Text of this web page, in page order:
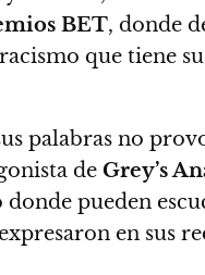
BET, donde
que tiene
palabras no
de Grey’s
pueden
en sus